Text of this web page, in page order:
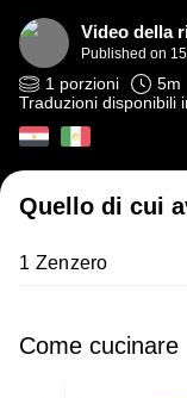
Video della
Published on
1 porzioni 5m
Traduzioni disponibili
Quello di cui
1 Zenzero
Come cucinare